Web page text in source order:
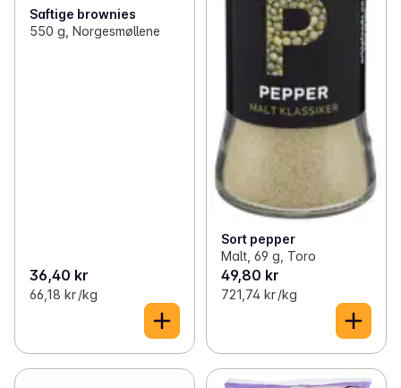
Saftige brownies
550 g, Norgesmøllene
36,40 kr
66,18 kr /kg
Sort pepper
Malt, 69 g, Toro
49,80 kr
721,74 kr /kg